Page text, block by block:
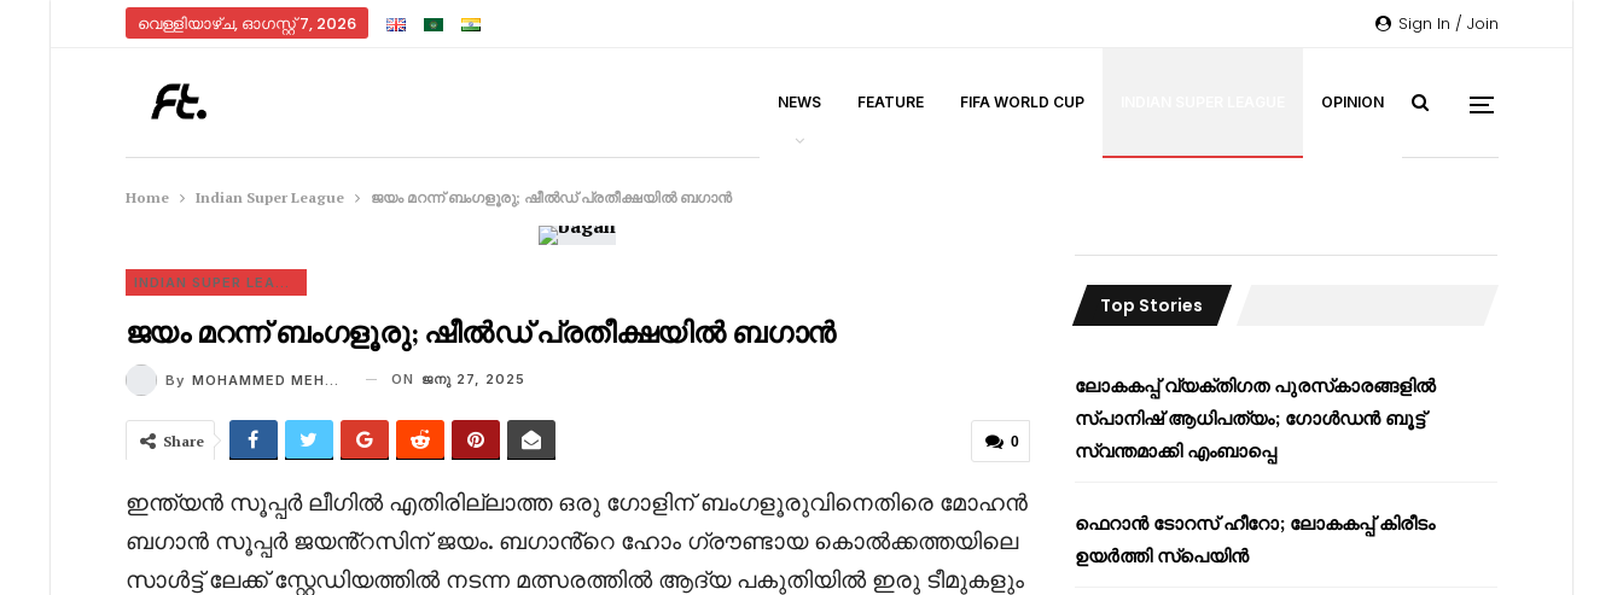
Sign In / Join
വെള്ളിയാഴ്‌ച, ഓഗസ്റ്റ്‌ 7, 2026
NEWS FEATURE FIFA WORLD CUP OPINION
Home Indian Super League ജയം മറന്ന് ബംഗളൂരു; ഷീൽഡ് പ്രതീക്ഷയിൽ ബഗാൻ
ജയം മറന്ന് ബംഗളൂരു; ഷീൽഡ് പ്രതീക്ഷയിൽ ബഗാൻ
By MOHAMMED MEHROOF T ON ജനു 27, 2025
0
Share
ഇന്ത്യൻ സൂപ്പർ ലീഗിൽ എതിരില്ലാത്ത ഒരു ഗോളിന് ബംഗളൂരുവിനെതിരെ മോഹൻ
ബഗാൻ സൂപ്പർ ജയൻ്റസിന് ജയം. ബഗാൻ്റെ ഹോം ഗ്രൗണ്ടായ കൊൽക്കത്തയിലെ
സാൾട്ട് ലേക്ക് സ്റ്റേഡിയത്തിൽ നടന്ന മത്സരത്തിൽ ആദ്യ പകുതിയിൽ ഇരു ടീമുകളും
Top Stories
ലോകകപ്പ് വ്യക്തിഗത പുരസ്‌കാരങ്ങളിൽ
സ്പാനിഷ് ആധിപത്യം; ഗോൾഡൻ ബൂട്ട്
സ്വന്തമാക്കി എംബാപ്പെ
ഫെറാൻ ടോറസ് ഹീറോ; ലോകകപ്പ് കിരീടം
ഉയർത്തി സ്പെയിൻ